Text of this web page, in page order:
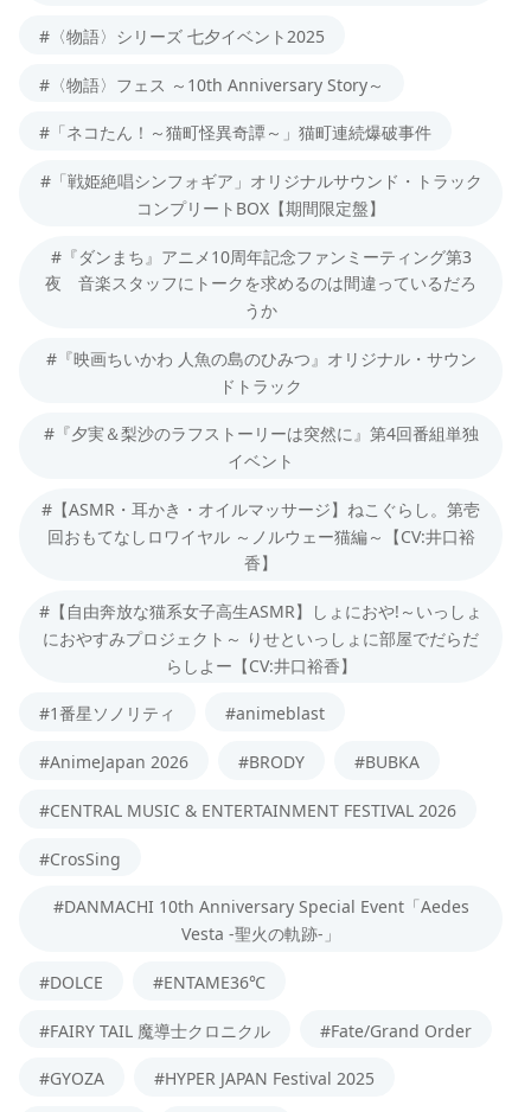
#〈物語〉シリーズ 七夕イベント2025
#〈物語〉フェス ～10th Anniversary Story～
#「ネコたん！～猫町怪異奇譚～」猫町連続爆破事件
#「戦姫絶唱シンフォギア」オリジナルサウンド・トラック
コンプリートBOX【期間限定盤】
#『ダンまち』アニメ10周年記念ファンミーティング第3
夜 音楽スタッフにトークを求めるのは間違っているだろ
うか
#『映画ちいかわ 人魚の島のひみつ』オリジナル・サウン
ドトラック
#『夕実＆梨沙のラフストーリーは突然に』第4回番組単独
イベント
#【ASMR・耳かき・オイルマッサージ】ねこぐらし。第壱
回おもてなしロワイヤル ～ノルウェー猫編～【CV:井口裕
香】
#【自由奔放な猫系女子高生ASMR】しょにおや!～いっしょ
におやすみプロジェクト～ りせといっしょに部屋でだらだ
らしよー【CV:井口裕香】
#1番星ソノリティ #animeblast
#AnimeJapan 2026 #BRODY #BUBKA
#CENTRAL MUSIC & ENTERTAINMENT FESTIVAL 2026
#CrosSing
#DANMACHI 10th Anniversary Special Event「Aedes
Vesta -聖火の軌跡-」
#DOLCE #ENTAME36℃
#FAIRY TAIL 魔導士クロニクル #Fate/Grand Order
#GYOZA #HYPER JAPAN Festival 2025